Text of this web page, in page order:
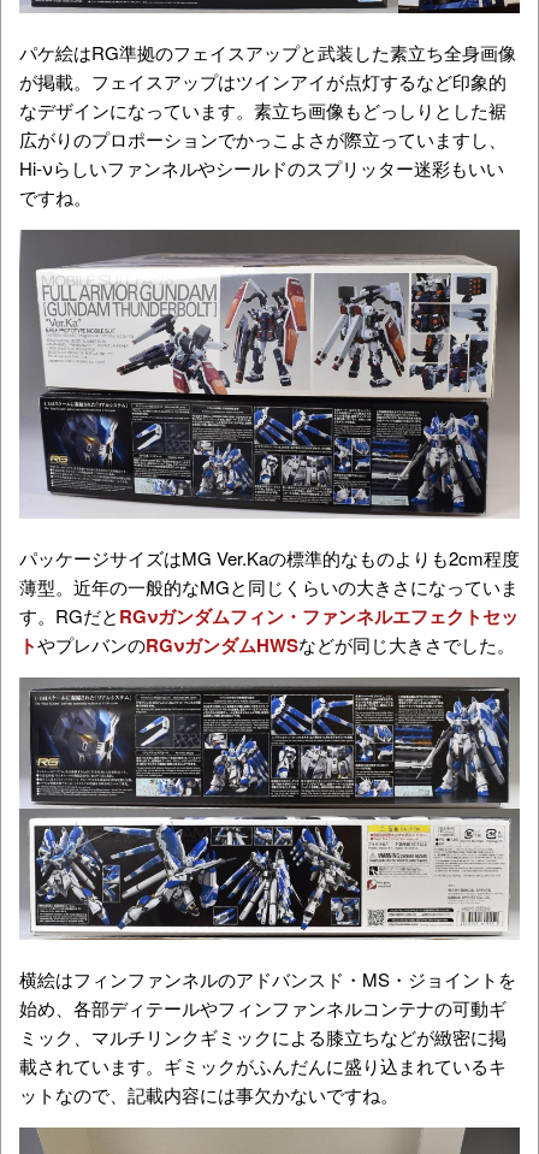
パケ絵はRG準拠のフェイスアップと武装した素立ち全身画像
が掲載。フェイスアップはツインアイが点灯するなど印象的
なデザインになっています。素立ち画像もどっしりとした裾
広がりのプロポーションでかっこよさが際立っていますし、
Hi-νらしいファンネルやシールドのスプリッター迷彩もいい
ですね。
パッケージサイズはMG Ver.Kaの標準的なものよりも2cm程度
薄型。近年の一般的なMGと同じくらいの大きさになっていま
す。RGだとRGνガンダムフィン・ファンネルエフェクトセッ
トやプレバンのRGνガンダムHWSなどが同じ大きさでした。
横絵はフィンファンネルのアドバンスド・MS・ジョイントを
始め、各部ディテールやフィンファンネルコンテナの可動ギ
ミック、マルチリンクギミックによる膝立ちなどが緻密に掲
載されています。ギミックがふんだんに盛り込まれているキ
ットなので、記載内容には事欠かないですね。